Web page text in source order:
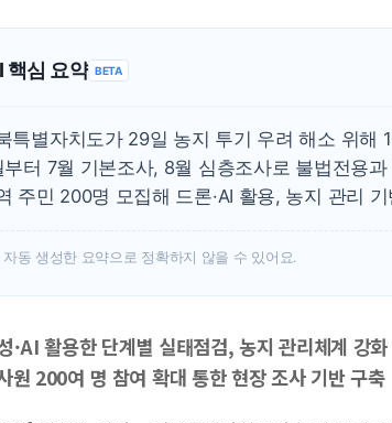
핵심 요약 BETA
특별자치도가 29일 농지 투기 우려 해소 위해
부터 7월 기본조사, 8월 심층조사로 불법전용
주민 200명 모집해 드론·AI 활용, 농지 관리
자동 생성한 요약으로 정확하지 않을 수 있어요.
·AI 활용한 단계별 실태점검, 농지 관리체계 강화
원 200여 명 참여 확대 통한 현장 조사 기반 구축